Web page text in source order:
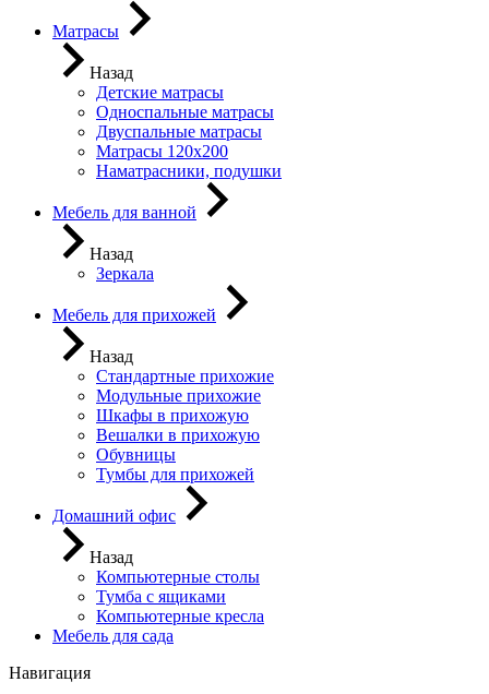
Матрасы
Назад
Детские матрасы
Односпальные матрасы
Двуспальные матрасы
Матрасы 120х200
Наматрасники, подушки
Мебель для ванной
Назад
Зеркала
Мебель для прихожей
Назад
Стандартные прихожие
Модульные прихожие
Шкафы в прихожую
Вешалки в прихожую
Обувницы
Тумбы для прихожей
Домашний офис
Назад
Компьютерные столы
Тумба с ящиками
Компьютерные кресла
Мебель для сада
Навигация